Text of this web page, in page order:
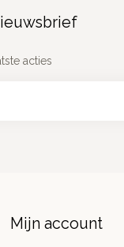
acties
Mijn account